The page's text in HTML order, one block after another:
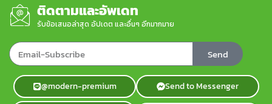
ติดตามและอัพเดท
รับข้อเสนอล่าสุด อัปเดต และอื่นๆ อีกมากมาย
Send
@modern-premium Send to Messenger